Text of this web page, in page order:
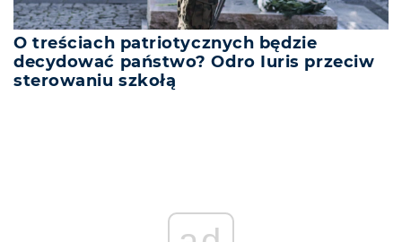
O treściach patriotycznych będzie
decydować państwo? Odro Iuris przeciw
sterowaniu szkołą